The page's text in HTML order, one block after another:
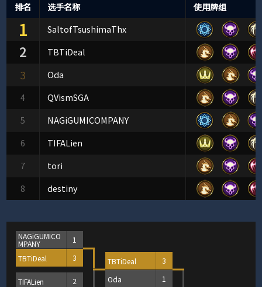
排名 选手名称 使用牌组
1 SaltofTsushimaThx
2 TBTiDeal
3
Oda
4
QVismSGA
5
NAGiGUMICOMPANY
6
TIFALien
7
tori
8
destiny
NAGiGUMICO
MPANY
1
TBTiDeal
3
TIFALien
2
TBTiDeal
3
Oda
1